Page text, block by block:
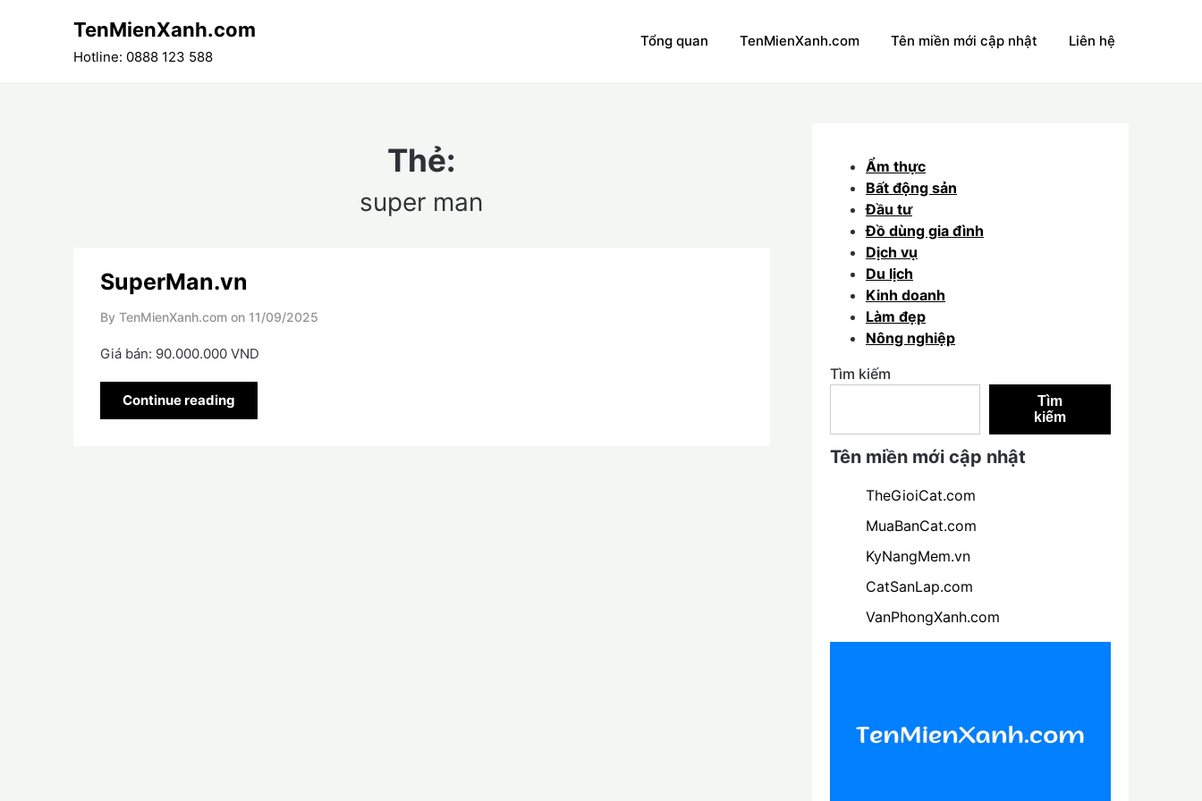
TenMienXanh.com
Hotline: 0888 123 588
Tổng quan TenMienXanh.com Tên miền mới cập nhật Liên hệ
Thẻ:
super man
SuperMan.vn
By TenMienXanh.com on 11/09/2025
Giá bán: 90.000.000 VND
Continue reading
Ẩm thực
Bất động sản
Đầu tư
Đồ dùng gia đình
Dịch vụ
Du lịch
Kinh doanh
Làm đẹp
Nông nghiệp
Tìm kiếm
Tìm
kiếm
Tên miền mới cập nhật
TheGioiCat.com
MuaBanCat.com
KyNangMem.vn
CatSanLap.com
VanPhongXanh.com